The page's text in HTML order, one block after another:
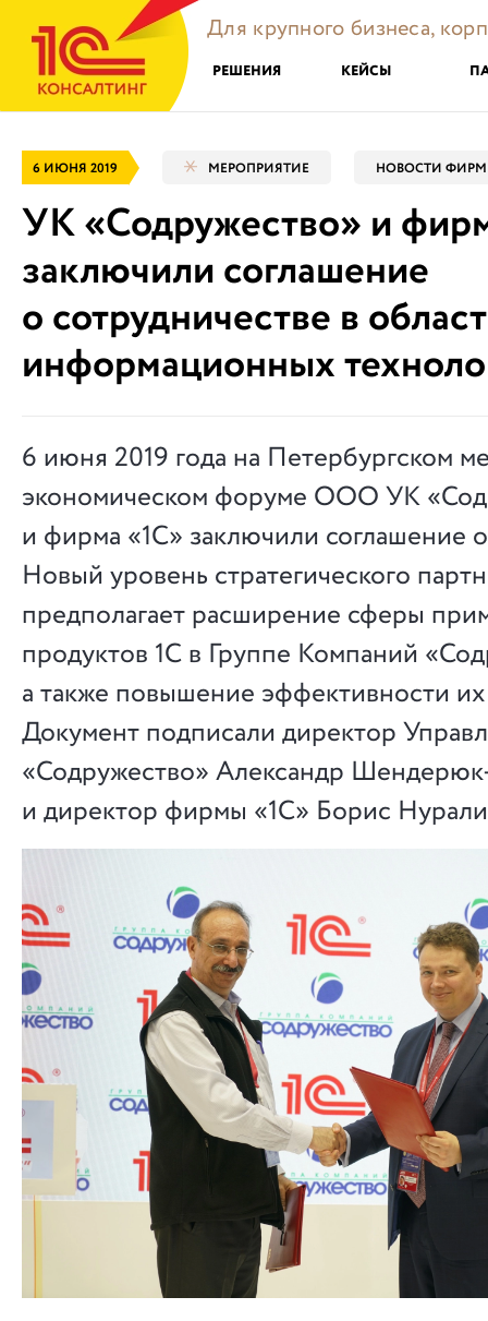
Для крупного бизнеса,
РЕШЕНИЯ КЕЙСЫ
6 ИЮНЯ 2019 МЕРОПРИЯТИЕ НОВОСТИ
УК «Содружество» и
заключили соглашение
о сотрудничестве в
информационных
6 июня 2019 года на Петербургском
экономическом форуме ООО УК
и фирма «1С» заключили соглашение
Новый уровень стратегического
предполагает расширение сферы
продуктов 1С в Группе Компаний
а также повышение эффективности
Документ подписали директор
«Содружество» Александр
и директор фирмы «1С» Борис